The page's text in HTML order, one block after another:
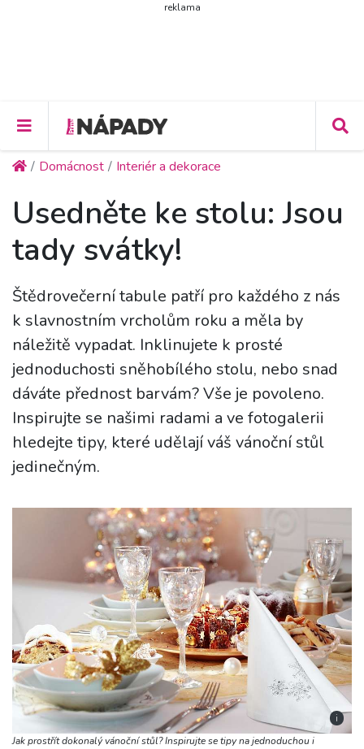
reklama
Domácnost Interiér a dekorace
Usedněte ke stolu: Jsou
tady svátky!
Štědrovečerní tabule patří pro každého z nás
k slavnostním vrcholům roku a měla by
náležitě vypadat. Inklinujete k prosté
jednoduchosti sněhobílého stolu, nebo snad
dáváte přednost barvám? Vše je povoleno.
Inspirujte se našimi radami a ve fotogalerii
hledejte tipy, které udělají váš vánoční stůl
jedinečným.
i
Jak prostřít dokonalý vánoční stůl? Inspirujte se tipy na jednoduchou i